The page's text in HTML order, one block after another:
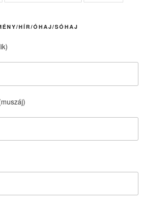
HÍR/ÓHAJ/SÓHAJ